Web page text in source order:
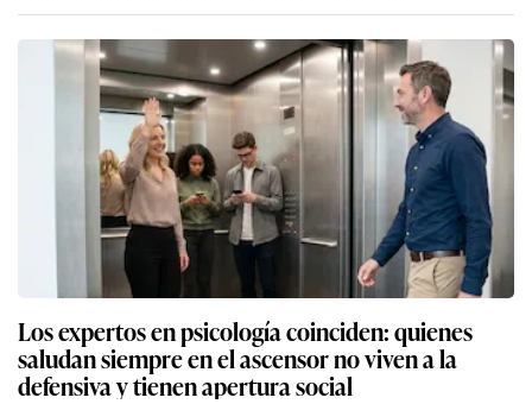
Los expertos en psicología coinciden: quienes
saludan siempre en el ascensor no viven a la
defensiva y tienen apertura social